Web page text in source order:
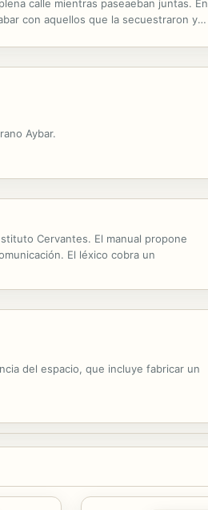
calle mientras paseaeban juntas. En
con aquellos que la secuestraron y
Aybar.
Cervantes. El manual propone
El léxico cobra un
del espacio, que incluye fabricar un